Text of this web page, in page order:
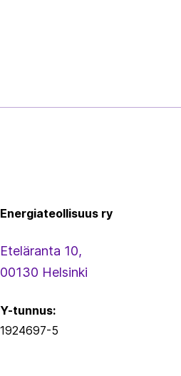
Energiateollisuus ry
Eteläranta 10,
00130 Helsinki
Y-tunnus:
1924697-5